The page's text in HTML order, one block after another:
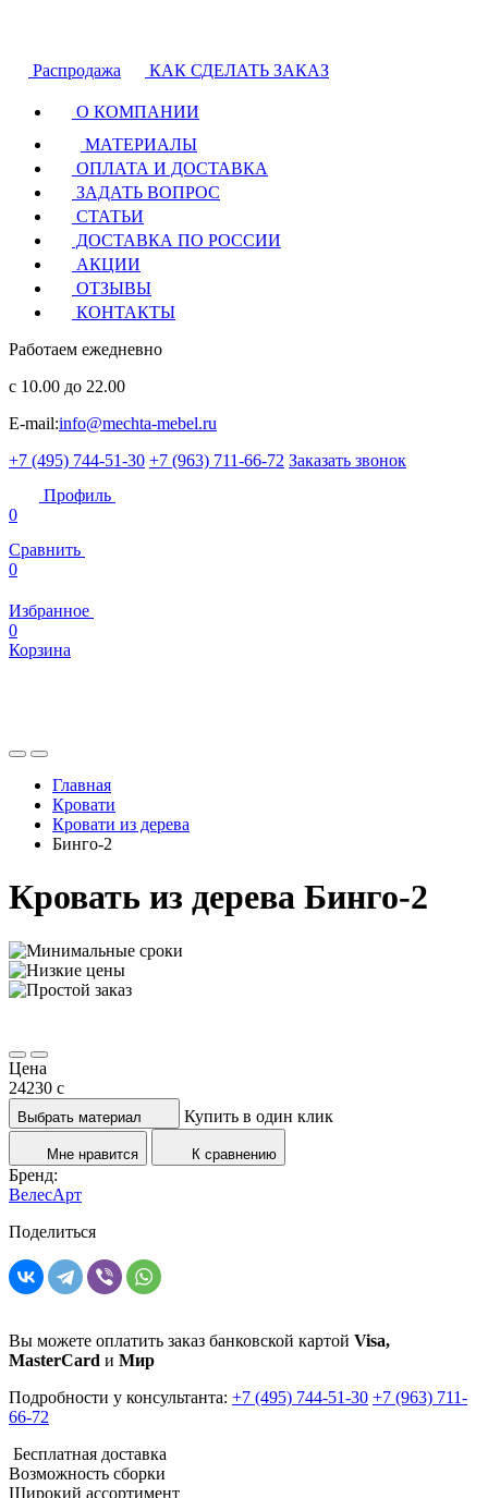
Распродажа КАК СДЕЛАТЬ ЗАКАЗ
О КОМПАНИИ
МАТЕРИАЛЫ
ОПЛАТА И ДОСТАВКА
ЗАДАТЬ ВОПРОС
СТАТЬИ
ДОСТАВКА ПО РОССИИ
АКЦИИ
ОТЗЫВЫ
КОНТАКТЫ
Работаем ежедневно
с 10.00 до 22.00
E-mail:info@mechta-mebel.ru
+7 (495) 744-51-30 +7 (963) 711-66-72 Заказать звонок
Профиль
0
Сравнить
0
Избранное
0
Корзина
Главная
Кровати
Кровати из дерева
Бинго-2
Кровать из дерева Бинго-2
Цена
24230 c
Выбрать материал Купить в один клик
Мне нравится К сравнению
Бренд:
ВелесАрт
Поделиться
Вы можете оплатить заказ банковской картой Visa,
MasterCard и Мир
Подробности у консультанта: +7 (495) 744-51-30 +7 (963) 711-
66-72
Бесплатная доставка
Возможность сборки
Широкий ассортимент